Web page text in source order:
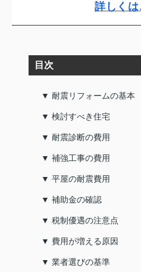
詳しくは
目次
▼ 耐震リフォームの基本
▼ 検討すべき住宅
▼ 耐震診断の費用
▼ 補強工事の費用
▼ 平屋の耐震費用
▼ 補助金の確認
▼ 税制優遇の注意点
▼ 費用が増える原因
▼ 業者選びの基準